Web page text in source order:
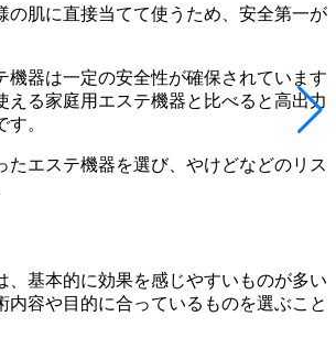
の肌に直接当てて使うため、 安全第一が
機器は一定の安全性が確保されています
える家庭用エステ機器と比べると高出力
。
たエステ機器を選び、やけどなどのリス
、基本的に効果を感じやすいものが多い
内容や目的に合っている ものを選ぶこと